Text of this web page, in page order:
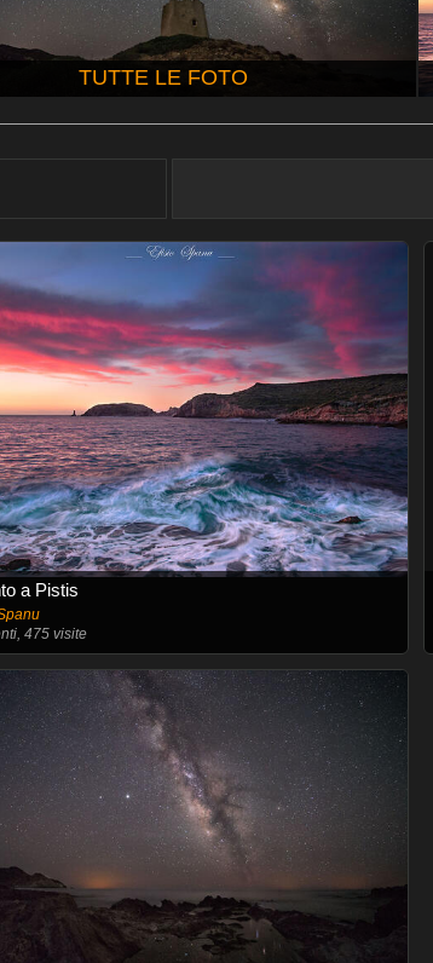
TUTTE LE FOTO
a Pistis
475 visite